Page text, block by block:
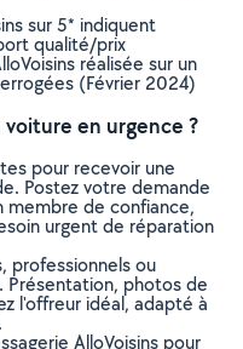
sur 5* indiquent
qualité/prix
réalisée sur un
(Février 2024)
en urgence ?
pour recevoir une
Postez votre demande
membre de confiance,
urgent de réparation
professionnels ou
Présentation, photos de
l'offreur idéal, adapté à
AlloVoisins pour